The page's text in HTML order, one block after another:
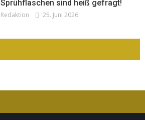
Sprühflaschen sind heiß gefragt!
Redaktion 25. Juni 2026
zeitgemäß?